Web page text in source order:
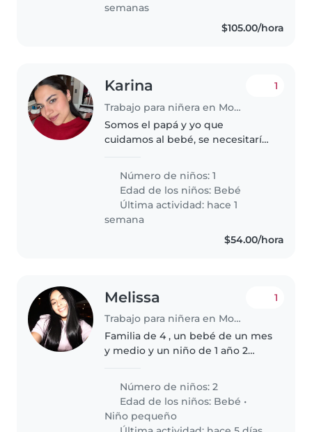
semanas
$105.00/hora
Karina
Trabajo para niñera en Monterrey
1
Somos el papá y yo que
cuidamos al bebé, se necesitaría
trabajando
Número de niños: 1
Edad de los niños: Bebé
Última actividad: hace 1
semana
$54.00/hora
Melissa
Trabajo para niñera en Monterrey
1
Familia de 4 , un bebé de un mes
y medio y un niño de 1 año 2
Número de niños: 2
Edad de los niños: Bebé •
Niño pequeño